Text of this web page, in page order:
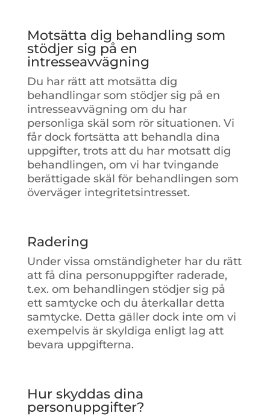
Motsätta dig behandling som
stödjer sig på en
intresseavvägning
Du har rätt att motsätta dig
behandlingar som stödjer sig på en
intresseavvägning om du har
personliga skäl som rör situationen. Vi
får dock fortsätta att behandla dina
uppgifter, trots att du har motsatt dig
behandlingen, om vi har tvingande
berättigade skäl för behandlingen som
överväger integritetsintresset.
Radering
Under vissa omständigheter har du rätt
att få dina personuppgifter raderade,
t.ex. om behandlingen stödjer sig på
ett samtycke och du återkallar detta
samtycke. Detta gäller dock inte om vi
exempelvis är skyldiga enligt lag att
bevara uppgifterna.
Hur skyddas dina
personuppgifter?